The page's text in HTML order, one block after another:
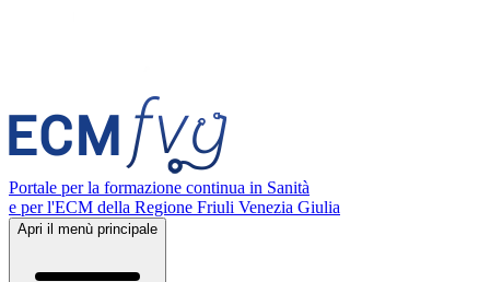
Portale per la formazione continua in Sanità
e per l'ECM della Regione Friuli Venezia Giulia
Apri il menù principale